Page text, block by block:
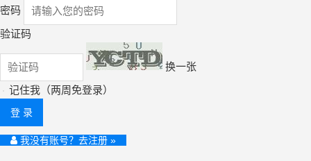
密码
验证码
换一张
记住我（两周免登录）
登 录
我没有账号？去注册 »